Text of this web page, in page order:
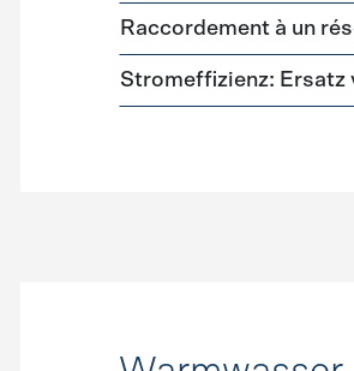
Raccordement à un
Stromeffizienz: Ersatz